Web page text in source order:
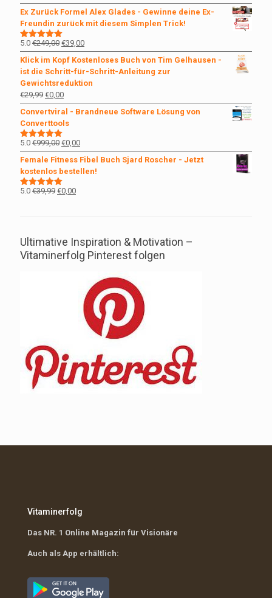
Preis
war:
€39,99
Preis
ist:
€0,00.
Ex Zurück Formel Alex Glades - Gewinne deine Ex-
Freundin zurück mit diesem Simplen Trick!
Bewertet
mit5.00
von 5
5.0 €249,00 Ursprünglicher
Preis
war:
€249,00
€39,00Aktueller
Preis
ist:
€39,00.
Klick im Kopf Kostenloses Buch von Tim Gelhausen -
ist die Schritt-für-Schritt-Anleitung zur
Gewichtsreduktion
€29,99 Ursprünglicher
Preis
war:
€29,99
€0,00Aktueller
Preis
ist:
€0,00.
Convertviral - Brandneue Software Lösung von
Converttools
Bewertet
mit5.00
von 5
5.0 €999,00 Ursprünglicher
Preis
war:
€999,00
€0,00Aktueller
Preis
ist:
€0,00.
Female Fitness Fibel Buch Sjard Roscher - Jetzt
kostenlos bestellen!
Bewertet
5.0 €39,99 Ursprünglicher
€0,00Aktueller
Ultimative Inspiration & Motivation –
Vitaminerfolg Pinterest folgen
Vitaminerfolg
Das NR. 1 Online Magazin für Visionäre
Auch als App erhältlich: